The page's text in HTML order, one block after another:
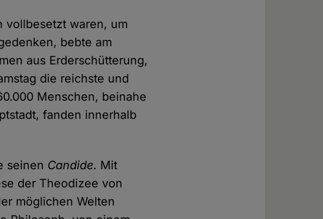
vollbesetzt waren, um
bebte am
aus Erderschütterung,
die reichste und
Menschen, beinahe
fanden innerhalb
seinen Candide. Mit
der Theodizee von
möglichen Welten